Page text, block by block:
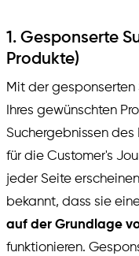
1. Gesponserte
Produkte)
Mit der gesponserten
Ihres gewünschten
Suchergebnissen
für die Customer's
jeder Seite
bekannt, dass sie
auf der Grundlage
funktionieren.